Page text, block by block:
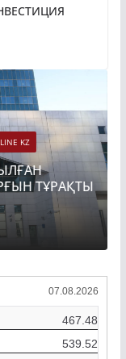
KZ
ТҰРАҚТЫ
07.08.2026
467.48
539.52